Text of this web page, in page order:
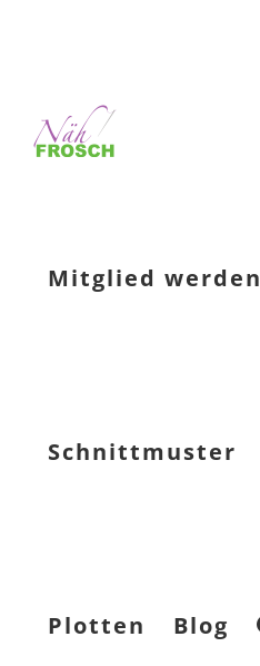
Mitglied werden
Schnittmuster
Plotten Blog